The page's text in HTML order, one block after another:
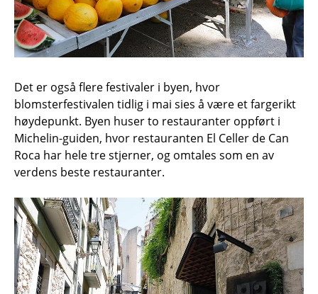
Det er også flere festivaler i byen, hvor
blomsterfestivalen tidlig i mai sies å være et fargerikt
høydepunkt. Byen huser to restauranter oppført i
Michelin-guiden, hvor restauranten El Celler de Can
Roca har hele tre stjerner, og omtales som en av
verdens beste restauranter.